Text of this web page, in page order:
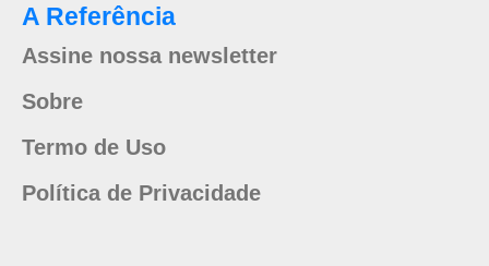
A Referência
Assine nossa newsletter
Sobre
Termo de Uso
Política de Privacidade